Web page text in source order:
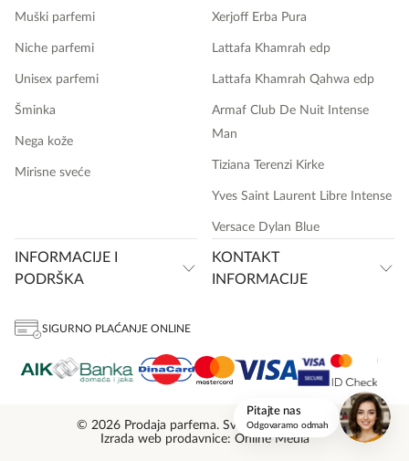
Muški parfemi
Niche parfemi
Unisex parfemi
Šminka
Nega kože
Mirisne sveće
Xerjoff Erba Pura
Lattafa Khamrah edp
Lattafa Khamrah Qahwa edp
Armaf Club De Nuit Intense
Man
Tiziana Terenzi Kirke
Yves Saint Laurent Libre Intense
Versace Dylan Blue
INFORMACIJE I
PODRŠKA
KONTAKT
INFORMACIJE
SIGURNO PLAĆANJE ONLINE
© 2026 Prodaja parfema. Sva prava zadržana.
Izrada web prodavnice: Online Media
Pitajte nas
Odgovaramo odmah